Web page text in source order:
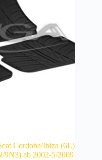
Cordoba/Ibiza (6L)
9N3) ab 2002-5/2009